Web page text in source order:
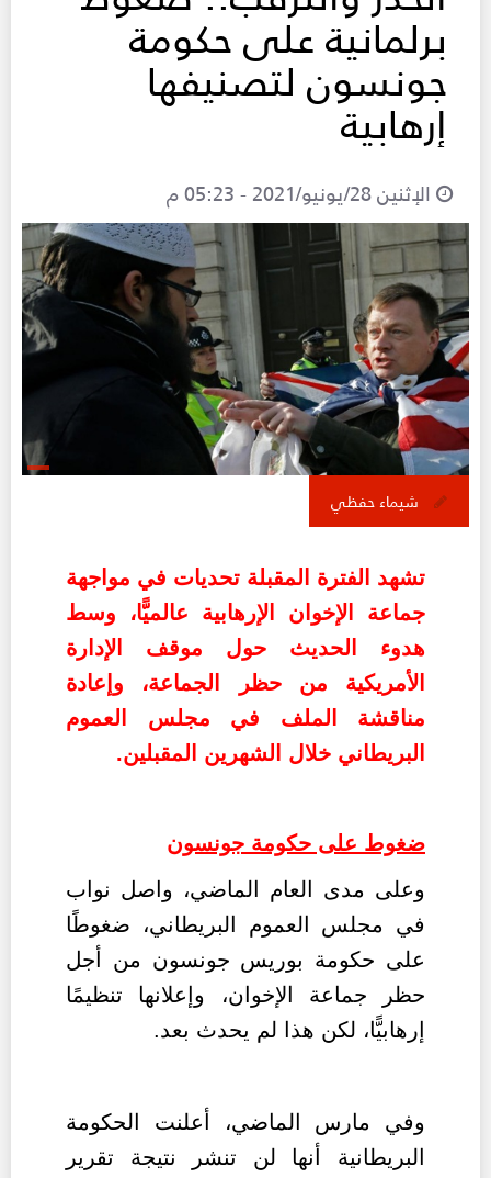
برلمانية على حكومة
جونسون لتصنيفها
إرهابية
الإثنين 28/يونيو/2021 - 05:23 م
شيماء حفظي
تشهد الفترة المقبلة تحديات في مواجهة
جماعة الإخوان الإرهابية عالميًّا، وسط
هدوء الحديث حول موقف الإدارة
الأمريكية من حظر الجماعة، وإعادة
مناقشة الملف في مجلس العموم
البريطاني خلال الشهرين المقبلين.
ضغوط على حكومة جونسون
وعلى مدى العام الماضي، واصل نواب
في مجلس العموم البريطاني، ضغوطًا
على حكومة بوريس جونسون من أجل
حظر جماعة الإخوان، وإعلانها تنظيمًا
إرهابيًّا، لكن هذا لم يحدث بعد.
وفي مارس الماضي، أعلنت الحكومة
البريطانية أنها لن تنشر نتيجة تقرير